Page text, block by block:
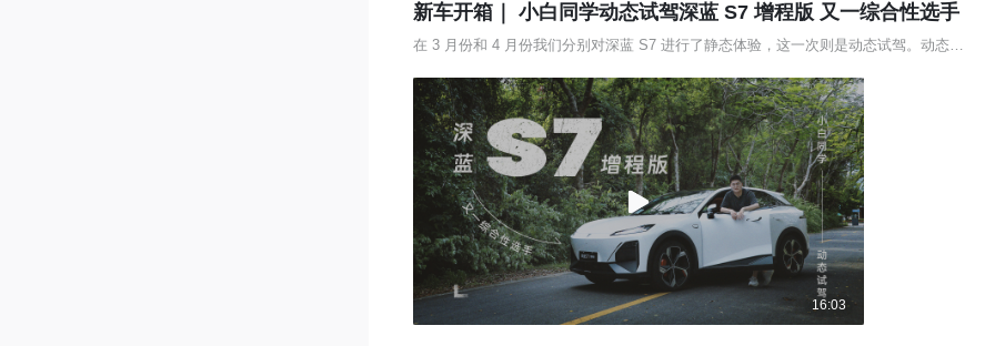
新车开箱｜ 小白同学动态试驾深蓝 S7 增程版 又一综合性选手
在 3 月份和 4 月份我们分别对深蓝 S7 进行了静态体验，这一次则是动态试驾。动态试驾后深蓝 S7 动态表现如何？高速亏电油耗怎样？接下来 @小白同学就和大家聊一聊。
16:03